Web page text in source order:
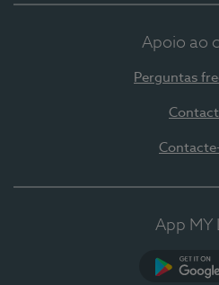
Apoio ao
Perguntas
App MY